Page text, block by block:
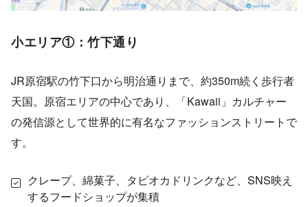
小エリア①：竹下通り
JR原宿駅の竹下口から明治通りまで、約350m続く歩行者
天国。原宿エリアの中心であり、「Kawaii」カルチャー
の発信源として世界的に有名なファッションストリートで
す。
クレープ、綿菓子、タピオカドリンクなど、SNS映え
するフードショップが集積